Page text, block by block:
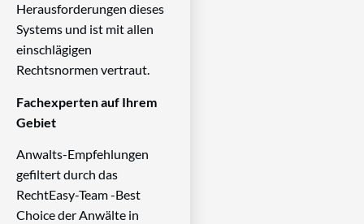
Herausforderungen dieses
Systems und ist mit allen
einschlägigen
Rechtsnormen vertraut.
Fachexperten auf Ihrem
Gebiet
Anwalts-Empfehlungen
gefiltert durch das
RechtEasy-Team -Best
Choice der Anwälte in